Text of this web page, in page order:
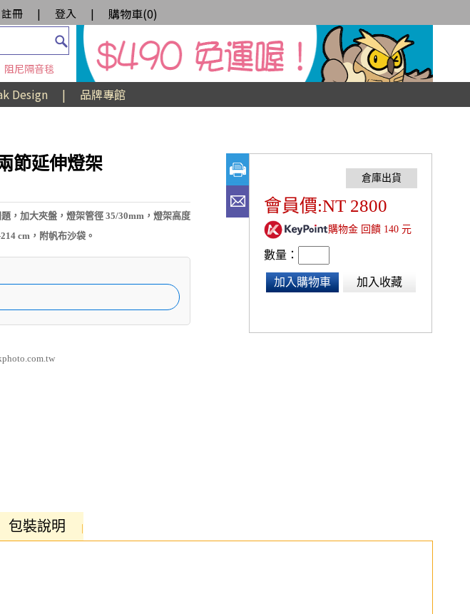
註冊 | 登入 | 購物車(0)
阻尼隔音毯
Design | 品牌專館
節延伸燈架
，加大夾盤，燈架管徑 35/30mm，燈架高度
cm，附帆布沙袋。
會員價:NT 2800
購物金 回饋 140 元
數量：
加入購物車 加入收藏
包裝說明